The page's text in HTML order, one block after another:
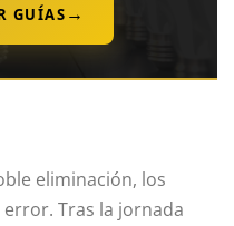
GUÍAS →
eliminación, los
Tras la jornada